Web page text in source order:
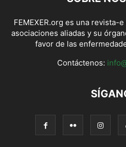
FEMEXER.org es una revista-
asociaciones aliadas y su
favor de las
Contáctenos: